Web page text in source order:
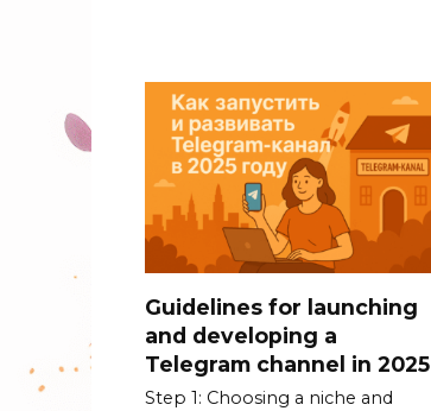
Guidelines for launching
and developing a
Telegram channel in 2025
Step 1: Choosing a niche and